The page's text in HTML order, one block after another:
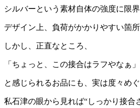
シルバーという素材自体の強度に限
デザイン上、負荷がかかりやすい箇
しかし、正直なところ、
「ちょっと、この接合はラフやなぁ」
と感じられるお品にも、実は度々めぐ
私石津の眼から見れば“しっかり接合